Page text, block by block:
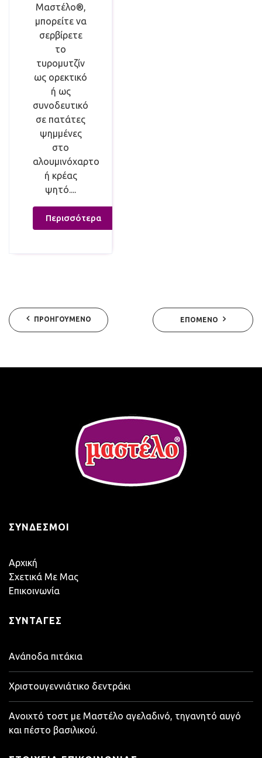
Μαστέλο®,
μπορείτε να
σερβίρετε
το
τυρομυτζίν
ως ορεκτικό
ή ως
συνοδευτικό
σε πατάτες
ψημμένες
στο
αλουμινόχαρτο
ή κρέας
ψητό....
Περισσότερα
ΠΡΟΗΓΟΎΜΕΝΟ ΕΠΌΜΕΝΟ
ΣΎΝΔΕΣΜΟΙ
Αρχική
Σχετικά Με Μας
Επικοινωνία
ΣΥΝΤΑΓΈΣ
Ανάποδα πιτάκια
Χριστουγεννιάτικο δεντράκι
Ανοιχτό τοστ με Μαστέλο αγελαδινό, τηγανητό αυγό
και πέστο βασιλικού.